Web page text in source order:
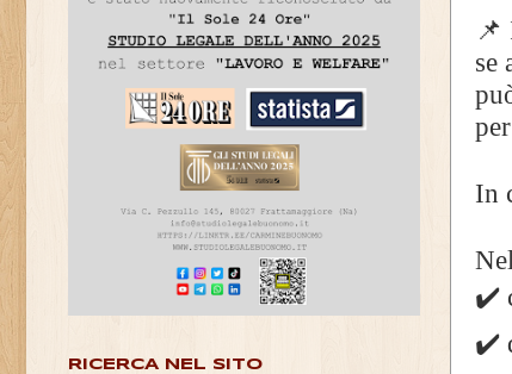
📌
se
In
✔️
✔️
RICERCA NEL SITO